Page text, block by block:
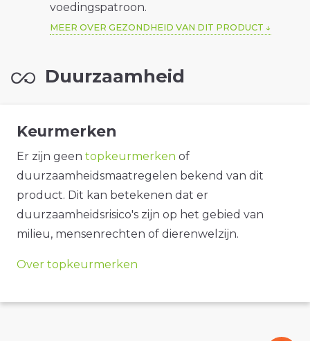
voedingspatroon.
MEER OVER GEZONDHEID VAN DIT PRODUCT
Duurzaamheid
Keurmerken
Er zijn geen topkeurmerken of
duurzaamheidsmaatregelen bekend van dit
product. Dit kan betekenen dat er
duurzaamheidsrisico's zijn op het gebied van
milieu, mensenrechten of dierenwelzijn.
Over topkeurmerken